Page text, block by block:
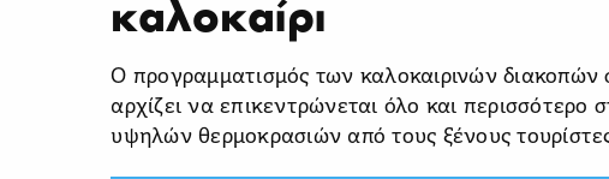
καλοκαίρι
Ο προγραμματισμός των καλοκαιρινών
αρχίζει να επικεντρώνεται όλο και
υψηλών θερμοκρασιών από τους ξένους